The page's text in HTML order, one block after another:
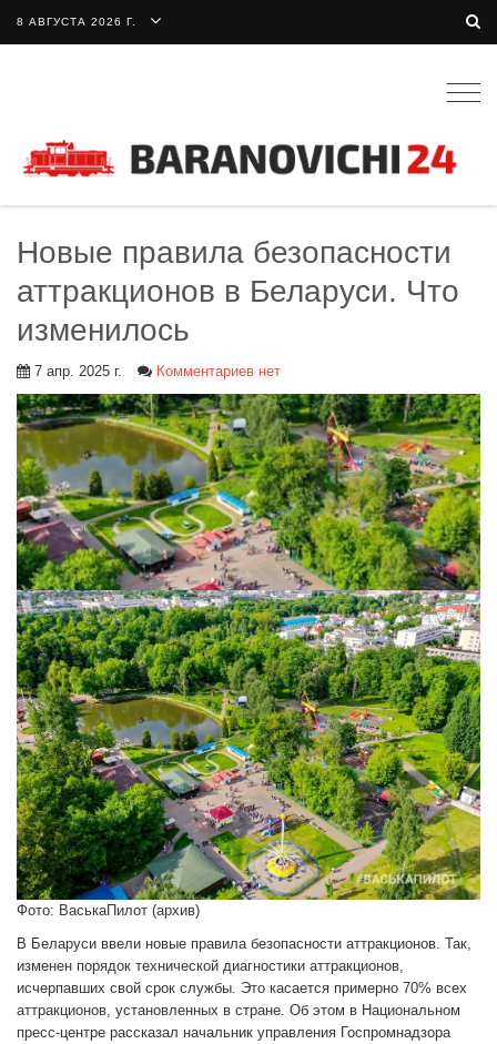
8 АВГУСТА 2026 Г.
Новые правила безопасности
аттракционов в Беларуси. Что
изменилось
7 апр. 2025 г. Комментариев нет
Фото: ВаськаПилот (архив)
В Беларуси ввели новые правила безопасности аттракционов. Так,
изменен порядок технической диагностики аттракционов,
исчерпавших свой срок службы. Это касается примерно 70% всех
аттракционов, установленных в стране. Об этом в Национальном
пресс-центре рассказал начальник управления Госпромнадзора